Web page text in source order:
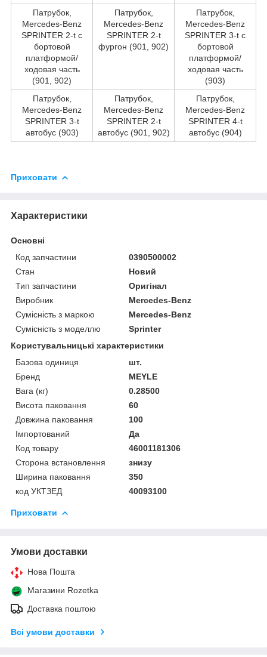
Патрубок,
Mercedes-Benz
SPRINTER 2-t c
бортовой
платформой/
ходовая часть
(901, 902)
Патрубок,
Mercedes-Benz
SPRINTER 2-t
фургон (901, 902)
Патрубок,
Mercedes-Benz
SPRINTER 3-t c
бортовой
платформой/
ходовая часть
(903)
Патрубок,
Mercedes-Benz
SPRINTER 3-t
автобус (903)
Патрубок,
Mercedes-Benz
SPRINTER 2-t
автобус (901, 902)
Патрубок,
Mercedes-Benz
SPRINTER 4-t
автобус (904)
Приховати
Характеристики
Основні
Код запчастини
0390500002
Стан
Новий
Тип запчастини
Оригінал
Виробник
Mercedes-Benz
Сумісність з маркою
Mercedes-Benz
Сумісність з моделлю
Sprinter
Користувальницькі характеристики
Базова одиниця
шт.
Бренд
MEYLE
Вага (кг)
0.28500
Висота паковання
60
Довжина паковання
100
Імпортований
Да
Код товару
46001181306
Сторона встановлення
знизу
Ширина паковання
350
код УКТЗЕД
40093100
Приховати
Умови доставки
Нова Пошта
Магазини Rozetka
Доставка поштою
Всі умови доставки